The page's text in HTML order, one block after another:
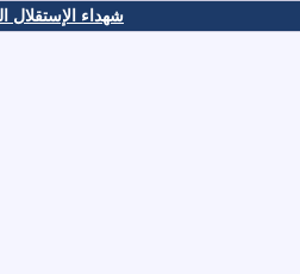
شهداء الإستقلال